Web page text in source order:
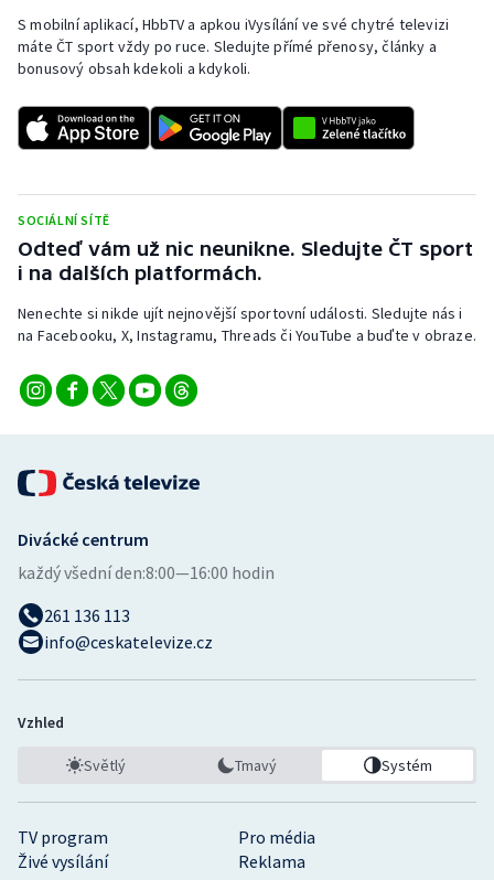
S mobilní aplikací, HbbTV a apkou iVysílání ve své chytré televizi
máte ČT sport vždy po ruce. Sledujte přímé přenosy, články a
bonusový obsah kdekoli a kdykoli.
SOCIÁLNÍ SÍTĚ
Odteď vám už nic neunikne. Sledujte ČT sport
i na dalších platformách.
Nenechte si nikde ujít nejnovější sportovní události. Sledujte nás i
na Facebooku, X, Instagramu, Threads či YouTube a buďte v obraze.
TV program
Pro média
Živé vysílání
Reklama
Divácké centrum
každý všední den:8:00—16:00 hodin
261 136 113
info@ceskatelevize.cz
Vzhled
Světlý Tmavý Systém